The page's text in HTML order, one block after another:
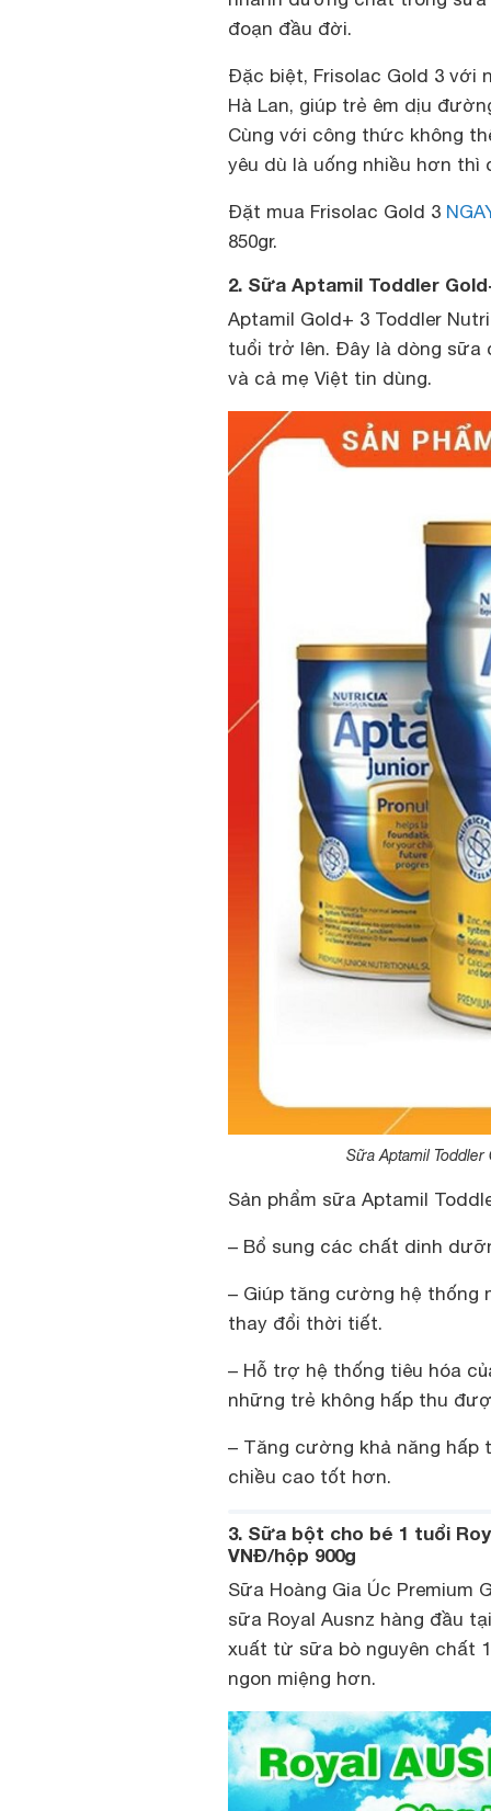
đoạn đầu đời.
Đặc biệt, Frisolac Gold 3 với
Hà Lan, giúp trẻ êm dịu
Cùng với công thức không
yêu dù là uống nhiều hơn thì
Đặt mua Frisolac Gold 3
850gr.
2. Sữa Aptamil Toddler
Aptamil Gold+ 3 Toddler
tuổi trở lên. Đây là dòng sữa
và cả mẹ Việt tin dùng.
Sữa Aptamil
Sản phẩm sữa Aptamil
– Bổ sung các chất dinh
– Giúp tăng cường hệ thống
thay đổi thời tiết.
– Hỗ trợ hệ thống tiêu hóa
những trẻ không hấp thu
– Tăng cường khả năng
chiều cao tốt hơn.
3. Sữa bột cho bé 1 tuổi
VNĐ/hộp 900g
Sữa Hoàng Gia Úc Premium
sữa Royal Ausnz hàng đầu
xuất từ sữa bò nguyên chất
ngon miệng hơn.